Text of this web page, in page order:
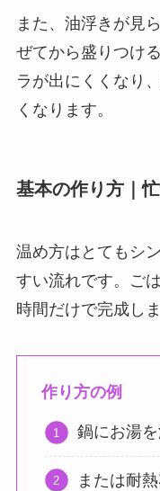
また、油浮きが見
ぜてから盛りつけ
ラが出にくくなり
くなります。
基本の作り方｜
温め方はとてもシ
すい流れです。ご
時間だけで完成しま
作り方の例
鍋にお湯
または耐